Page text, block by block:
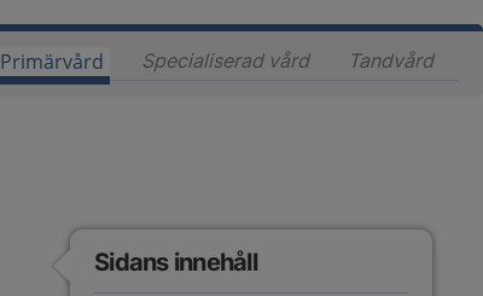
Primärvård Specialiserad vårdInnehåll för
Tandvård
Sidans innehåll